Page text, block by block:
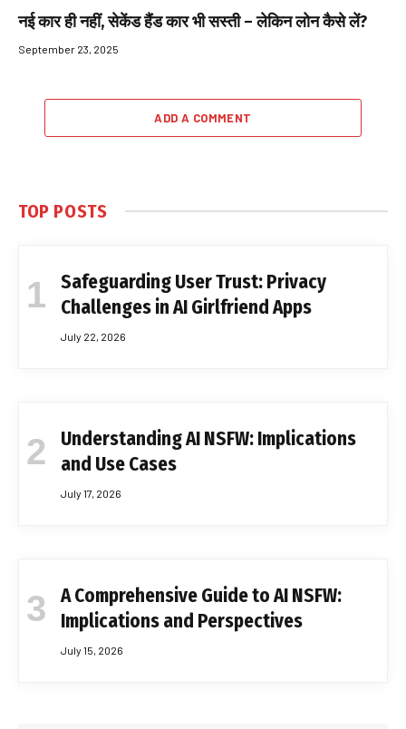
नई कार ही नहीं, सेकेंड हैंड कार भी सस्ती – लेकिन लोन कैसे लें?
September 23, 2025
ADD A COMMENT
TOP POSTS
Safeguarding User Trust: Privacy
Challenges in AI Girlfriend Apps
July 22, 2026
Understanding AI NSFW: Implications
and Use Cases
July 17, 2026
A Comprehensive Guide to AI NSFW:
Implications and Perspectives
July 15, 2026